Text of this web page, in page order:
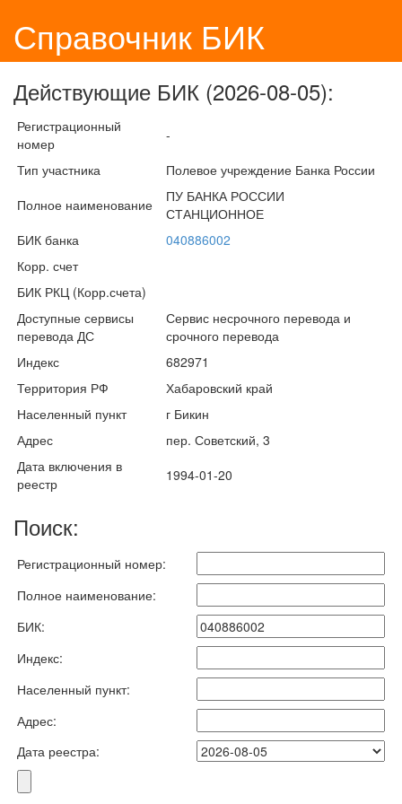
Справочник БИК
Действующие БИК (2026-08-05):
Регистрационный
номер
-
Тип участника
Полевое учреждение Банка России
Полное наименование
ПУ БАНКА РОССИИ
СТАНЦИОННОЕ
БИК банка
040886002
Корр. счет
БИК РКЦ (Корр.счета)
Доступные сервисы
перевода ДС
Сервис несрочного перевода и
срочного перевода
Индекс
682971
Территория РФ
Хабаровский край
Населенный пункт
г Бикин
Адрес
пер. Советский, 3
Дата включения в
реестр
1994-01-20
Поиск:
Регистрационный номер:
Полное наименование:
БИК:
Индекс:
Населенный пункт:
Адрес:
Дата реестра: